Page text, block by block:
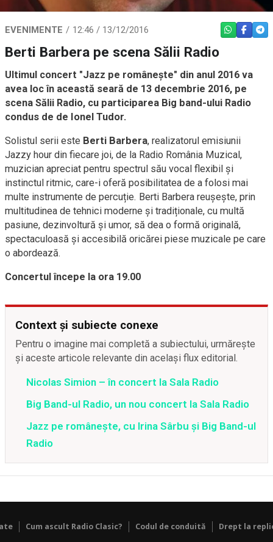
EVENIMENTE 12:46 / 13/12/2016 WHATSAPP
Berti Barbera pe scena Sălii Radio
Ultimul concert "Jazz pe româneşte" din anul 2016 va
avea loc în această seară de 13 decembrie 2016, pe
scena Sălii Radio, cu participarea Big band-ului Radio
condus de de Ionel Tudor.
Solistul serii este Berti Barbera, realizatorul emisiunii
Jazzy hour din fiecare joi, de la Radio România Muzical,
muzician apreciat pentru spectrul său vocal flexibil și
instinctul ritmic, care-i oferă posibilitatea de a folosi mai
multe instrumente de percuție. Berti Barbera reușește, prin
multitudinea de tehnici moderne și tradiționale, cu multă
pasiune, dezinvoltură și umor, să dea o formă originală,
spectaculoasă și accesibilă oricărei piese muzicale pe care
o abordează.
Concertul începe la ora 19.00
Context și subiecte conexe
Pentru o imagine mai completă a subiectului, urmărește
și aceste articole relevante din același flux editorial.
Nicolas Simion – în concert la Sala Radio
Big Band-ul Radio, un nou concert la Sala Radio
Jazz pe românește, cu Irina Sârbu și Big Band-ul
Radio
Cum ascult Radio Clasic? Codul de conduită Drept la